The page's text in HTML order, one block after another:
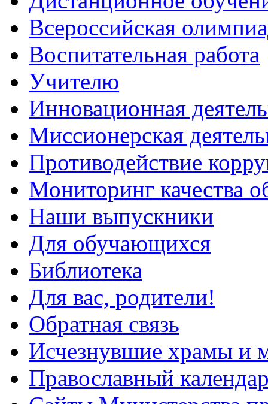
Всероcсийская
Воспитательная работа
Учителю
Инновационная
Миссионерская
Противодействие
Мониторинг качества
Наши выпускники
Для обучающихся
Библиотека
Для вас, родители!
Обратная связь
Исчезнувшие храмы и
Православный